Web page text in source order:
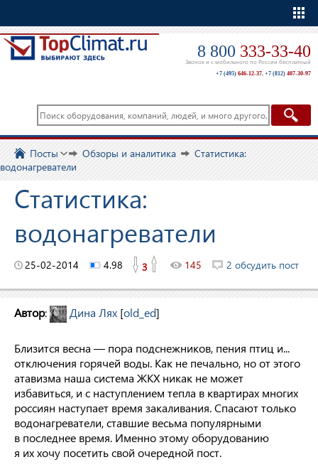
8 800 333-33-40
Звонок и с мобильного по России бесплатный
+7 (495) 646-12-37, +7 (812) 407-30-97
Посты Обзоры и аналитика
Статистика:
водонагреватели
Статистика:
водонагреватели
25-02-2014 4.98 3 145 2 обсудить пост
Автор: Дина Лях [old_ed]
Близится весна — пора подснежников, пения птиц и...
отключения горячей воды. Как не печально, но от этого
атавизма наша система ЖКХ никак не может
избавиться, и с наступлением тепла в квартирах многих
россиян наступает время закаливания. Спасают только
водонагреватели, ставшие весьма популярными
в последнее время. Именно этому оборудованию
я их хочу посетить свой очередной пост.